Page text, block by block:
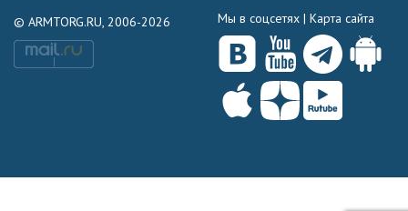
© ARMTORG.RU, 2006-2026 Мы в соцсетях | Карта сайта